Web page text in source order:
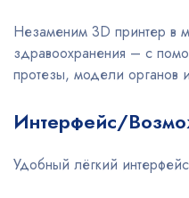
Незаменим 3D принтер в
здравоохранения – с
протезы, модели органов
Интерфейс/
Удобный лёгкий